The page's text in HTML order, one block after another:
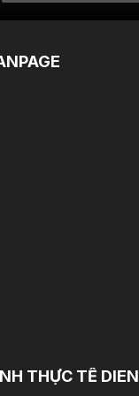
THỰC TẾ